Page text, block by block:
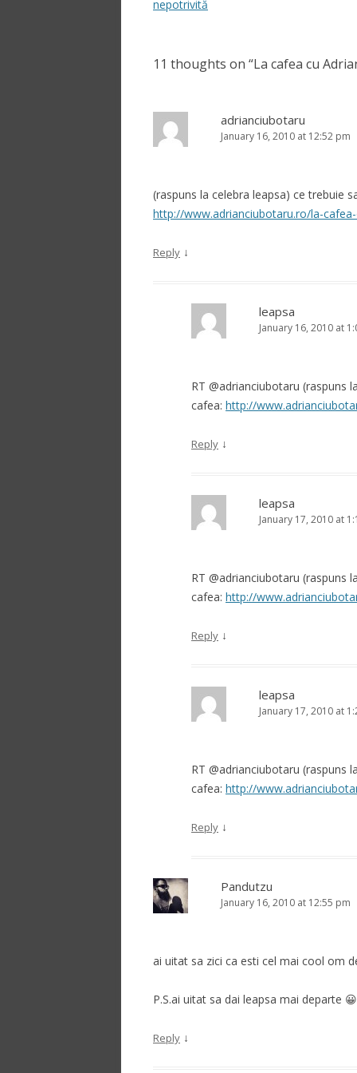
navigation
nepotrivită
11 thoughts on “La cafea cu
adrianciubotaru
January 16, 2010 at 12:52 pm
(raspuns la celebra leapsa) ce trebuie
http://www.adrianciubotaru.ro/la-
Reply ↓
leapsa
January 16, 2010 at
RT @adrianciubotaru (raspuns
cafea: http://
Reply ↓
leapsa
January 17, 2010 at
RT @adrianciubotaru (raspuns
cafea: http://
Reply ↓
leapsa
January 17, 2010 at
RT @adrianciubotaru (raspuns
cafea: http://
Reply ↓
Pandutzu
January 16, 2010 at 12:55 pm
ai uitat sa zici ca esti cel mai cool om
P.S.ai uitat sa dai leapsa mai departe 😀
Reply ↓